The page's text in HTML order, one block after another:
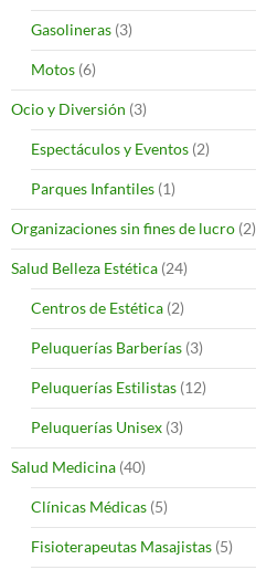
Gasolineras (3)
Motos (6)
Ocio y Diversión (3)
Espectáculos y Eventos (2)
Parques Infantiles (1)
Organizaciones sin fines de lucro (2)
Salud Belleza Estética (24)
Centros de Estética (2)
Peluquerías Barberías (3)
Peluquerías Estilistas (12)
Peluquerías Unisex (3)
Salud Medicina (40)
Clínicas Médicas (5)
Fisioterapeutas Masajistas (5)